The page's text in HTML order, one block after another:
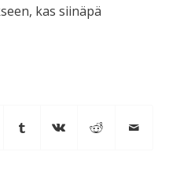
kas siinäpä